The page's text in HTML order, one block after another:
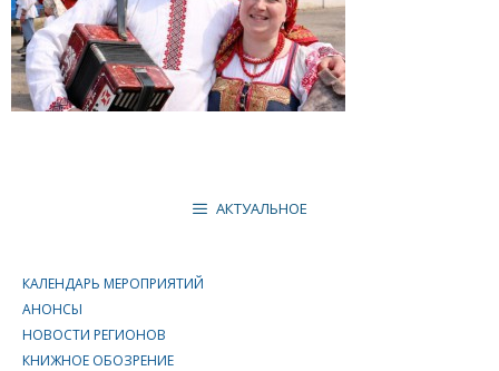
АКТУАЛЬНОЕ
КАЛЕНДАРЬ МЕРОПРИЯТИЙ
АНОНСЫ
НОВОСТИ РЕГИОНОВ
КНИЖНОЕ ОБОЗРЕНИЕ